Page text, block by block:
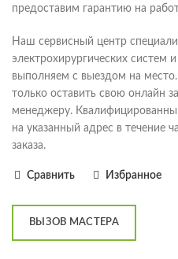
предоставим гарантию на
Наш сервисный центр
электрохирургических систем
выполняем с выездом на
только оставить свою онлайн
менеджеру.
на указанный адрес в течение
заказа.
Сравнить Избранное
ВЫЗОВ МАСТЕРА